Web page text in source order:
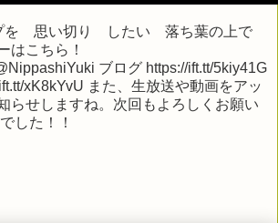
を 思い切り したい 落ち葉の上で
はこちら！
ブログ https://ift.tt/5kiy41G
xK8kYvU また、生放送や動画をアッ
らせしますね。次回もよろしくお願い
した！！